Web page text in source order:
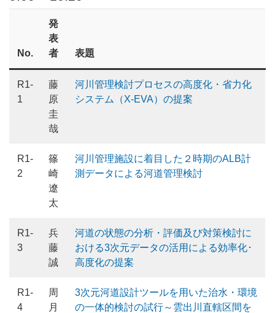
No.
発
表
者
表題
R1-
1
藤
原
圭
哉
河川管理検討プロセスの高度化・省力化
システム（X-EVA）の提案
R1-
2
篠
崎
遼
太
河川管理施設に着目した２時期のALB計
測データによる河道管理検討
R1-
3
兵
藤
誠
河道の状態の分析・評価及び対策検討に
おける3次元データの活用による効率化･
高度化の提案
R1-
4
周
月
3次元河道設計ツールを用いた治水・環境
の一体的検討の試行～雲出川直轄区間を